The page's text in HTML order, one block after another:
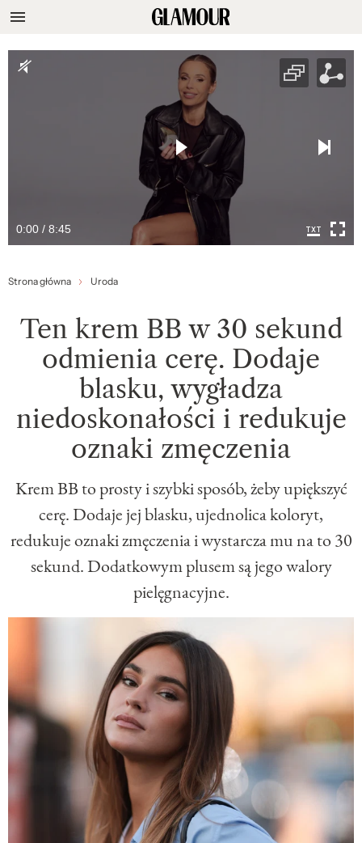
0:00 / 8:45
Strona główna Uroda
Ten krem BB w 30 sekund
odmienia cerę. Dodaje
blasku, wygładza
niedoskonałości i redukuje
oznaki zmęczenia
Krem BB to prosty i szybki sposób, żeby upiększyć
cerę. Dodaje jej blasku, ujednolica koloryt,
redukuje oznaki zmęczenia i wystarcza mu na to 30
sekund. Dodatkowym plusem są jego walory
pielęgnacyjne.